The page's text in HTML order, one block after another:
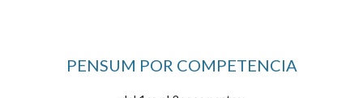
PENSUM POR COMPETENCIA